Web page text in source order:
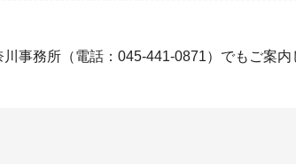
事務所（電話：045-441-0871）でもご案内